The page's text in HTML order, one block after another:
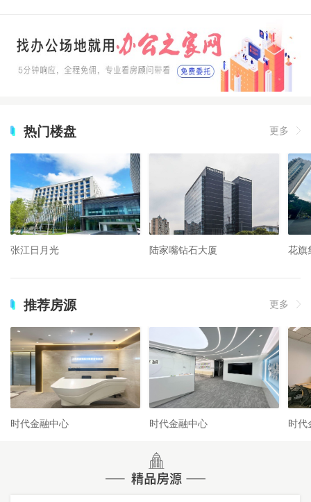
热门楼盘 更多
张江日月光 陆家嘴钻石大厦 花旗
推荐房源 更多
时代金融中心 时代金融中心 时代